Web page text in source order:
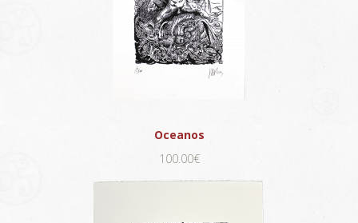
Oceanos
100.00€